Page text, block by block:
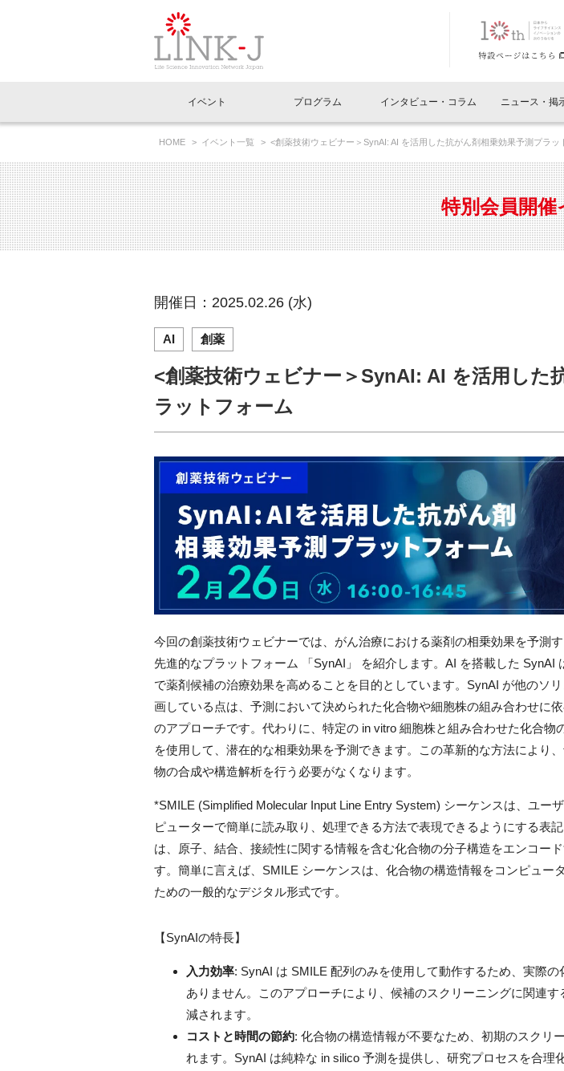
イベントお知らせメール登録
閉じる
イベント
イベント一覧
LINK-J主催・共催 特別会員開催
LINK-J協賛・協力 出展・参加
イベ
プログラム
Out of Box相談室 What's "UNIKORN"？
インタビュー・コラム
インタビュー・コラム一覧
スペシャルインタビュー ベンチャーインタビュー
連載コラム サポーターコラム
ニュース・掲
ニュース一覧
トピック プレスリリース
メディア情報 海外関連
協賛・協力
人と
会員
募集
理事長挨拶 Why in Nihonbashi
国内外連携 サポーター紹介
組織概要 パンフレット
特別会員一覧 特別会員について
専用メニューはこちら
ラウンジ・会議室 オフィス・ラボ
アクセス
HOME イベント一覧 <創薬技術ウェビナー＞SynAI: AI を活用した抗がん剤相乗効果予測プラッ
特別会員開
開催日：2025.02.26 (水)
AI 創薬
<創薬技術ウェビナー＞SynAI: AI を活用した
ラットフォーム
今回の創薬技術ウェビナーでは、がん治療における薬剤の相乗効果を予測
先進的なプラットフォーム 「SynAI」 を紹介します。AI を搭載した SynAI
で薬剤候補の治療効果を高めることを目的としています。SynAI が他のソ
画している点は、予測において決められた化合物や細胞株の組み合わせに
のアプローチです。代わりに、特定の in vitro 細胞株と組み合わせた化合物
を使用して、潜在的な相乗効果を予測できます。この革新的な方法により
物の合成や構造解析を行う必要がなくなります。
*SMILE (Simplified Molecular Input Line Entry System) シーケンスは、ユー
ピューターで簡単に読み取り、処理できる方法で表現できるようにする表
は、原子、結合、接続性に関する情報を含む化合物の分子構造をエンコー
す。簡単に言えば、SMILE シーケンスは、化合物の構造情報をコンピュー
ための一般的なデジタル形式です。
【SynAIの特長】
入力効率: SynAI は SMILE 配列のみを使用して動作するため、実際
ありません。このアプローチにより、候補のスクリーニングに関連す
減されます。
コストと時間の節約: 化合物の構造情報が不要なため、初期のスクリ
れます。SynAI は純粋な in silico 予測を提供し、研究プロセスを合理